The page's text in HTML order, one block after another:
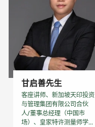
甘启善先生
客座讲师、新加坡天印投资
与管理集团有限公司合伙
人/董事总经理（中国市
场）、皇家特许测量师学...